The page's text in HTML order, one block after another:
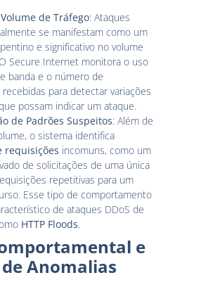
de Tráfego: Ataques
se manifestam como um
e significativo no volume
Secure Internet monitora o uso
banda e o número de
para detectar variações
possam indicar um ataque.
de Padrões Suspeitos: Além de
o sistema identifica
requisições incomuns, como um
de solicitações de uma única
repetitivas para um
Esse tipo de comportamento
de ataques DDoS de
HTTP Floods.
e
Anomalias